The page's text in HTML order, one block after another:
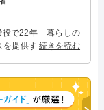
役で22年 暮らしの
を提供する株式会社
給湯器」のスペシ
続きを読む